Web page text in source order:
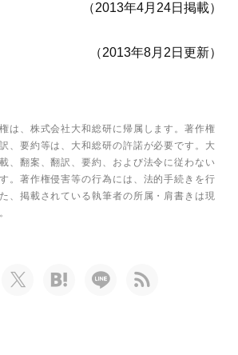
（2013年4月24日掲載）
（2013年8月2日更新）
は、株式会社大和総研に帰属します。著作権
、要約等は、大和総研の許諾が必要です。大
、翻案、翻訳、要約、および法令に従わない
。著作権侵害等の行為には、法的手続きを行
、掲載されている執筆者の所属・肩書きは現